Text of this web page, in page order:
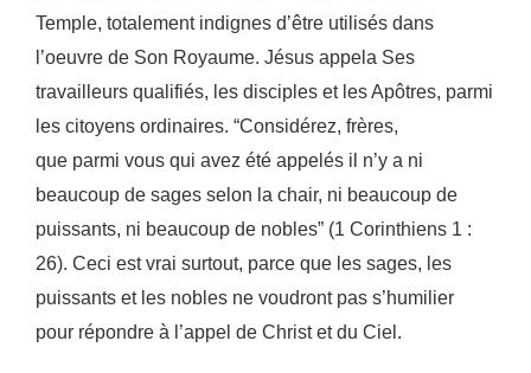
Temple, totalement indignes d’être utilisés dans
l’oeuvre de Son Royaume. Jésus appela Ses
travailleurs qualifiés, les disciples et les Apôtres, parmi
les citoyens ordinaires. “Considérez, frères,
que parmi vous qui avez été appelés il n’y a ni
beaucoup de sages selon la chair, ni beaucoup de
puissants, ni beaucoup de nobles” (1 Corinthiens 1 :
26). Ceci est vrai surtout, parce que les sages, les
puissants et les nobles ne voudront pas s’humilier
pour répondre à l’appel de Christ et du Ciel.